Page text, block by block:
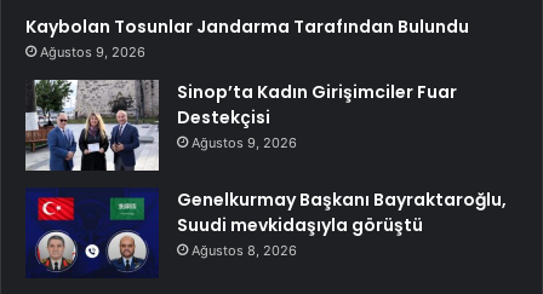
Kaybolan Tosunlar Jandarma Tarafından Bulundu
Ağustos 9, 2026
Sinop’ta Kadın Girişimciler Fuar
Destekçisi
Ağustos 9, 2026
Genelkurmay Başkanı Bayraktaroğlu,
Suudi mevkidaşıyla görüştü
Ağustos 8, 2026